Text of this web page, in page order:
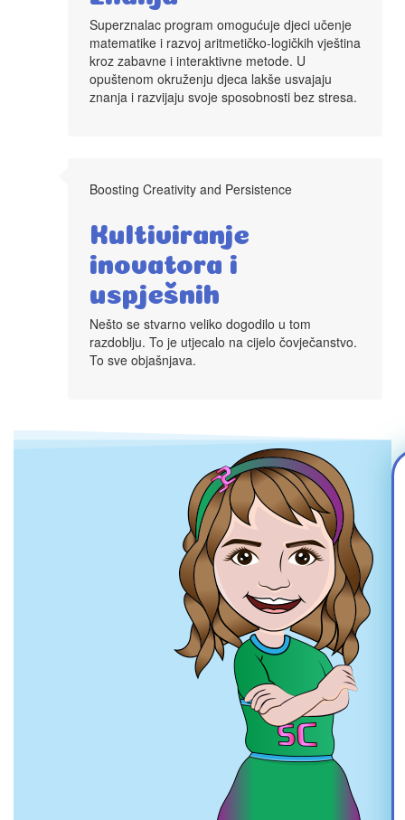
Superznalac program omogućuje djeci učenje
matematike i razvoj aritmetičko-logičkih vještina
kroz zabavne i interaktivne metode. U
opuštenom okruženju djeca lakše usvajaju
znanja i razvijaju svoje sposobnosti bez stresa.
Boosting Creativity and Persistence
Kultiviranje
inovatora i
uspješnih
Nešto se stvarno veliko dogodilo u tom
razdoblju. To je utjecalo na cijelo čovječanstvo.
To sve objašnjava.